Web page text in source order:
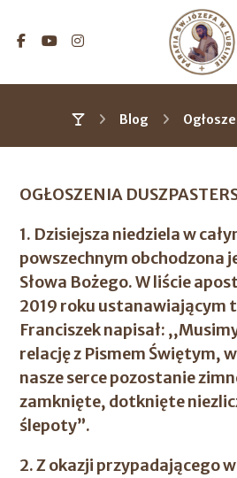
Blog
OGŁOSZENIA
1. Dzisiejsza niedziela w
powszechnym obchodzona
Słowa Bożego. W liście
2019 roku ustanawiającym
Franciszek napisał:
relację z Pismem Świętym,
nasze serce pozostanie
zamknięte, dotknięte
ślepoty”.
2. Z okazji przypadającego